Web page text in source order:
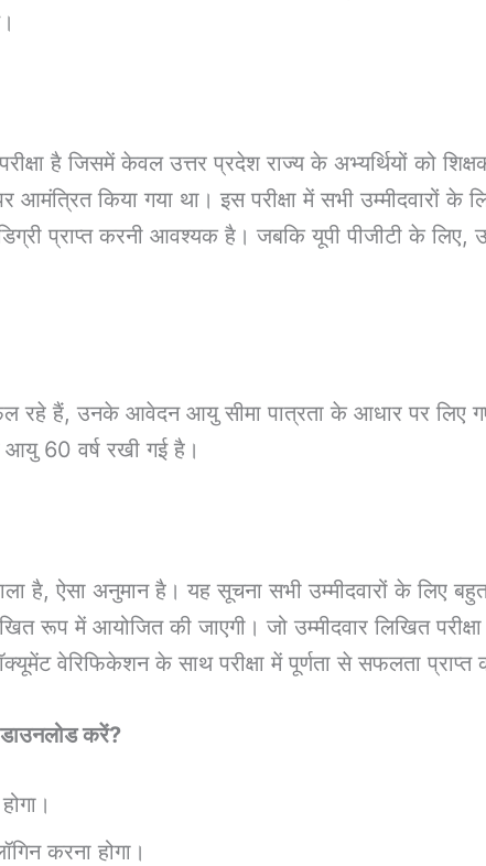
है जिसमें केवल उत्तर प्रदेश राज्य के अभ्यर्थियों को
किया गया था। इस परीक्षा में सभी उम्मीदवारों के
प्राप्त करनी आवश्यक है। जबकि यूपी पीजीटी के लिए,
हैं, उनके आवेदन आयु सीमा पात्रता के आधार पर लिए गए
आयु 60 वर्ष रखी गई है।
है, ऐसा अनुमान है। यह सूचना सभी उम्मीदवारों के लिए बहुत
रूप में आयोजित की जाएगी। जो उम्मीदवार लिखित
वेरिफिकेशन के साथ परीक्षा में पूर्णता से सफलता प्राप्त
करें?
करना होगा।